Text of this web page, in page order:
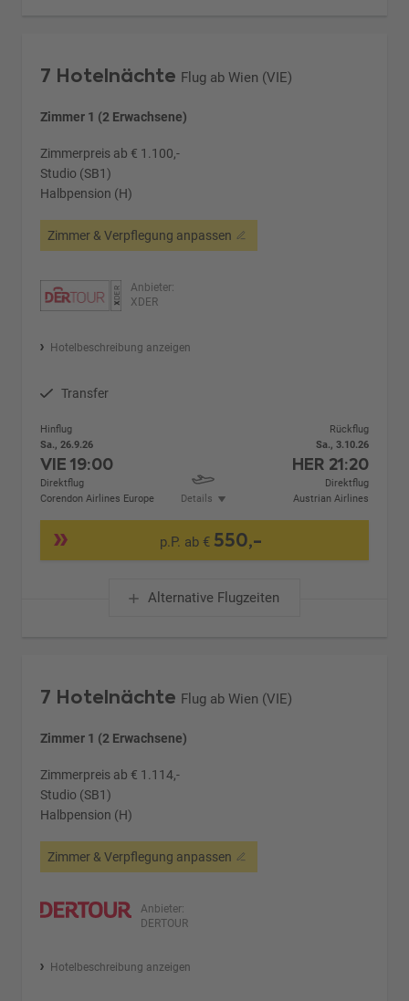
7 Hotelnächte Flug ab Wien (VIE)
Zimmer 1 (2 Erwachsene)
Zimmerpreis ab € 1.100,-
Studio (SB1)
Halbpension (H)
Zimmer & Verpflegung anpassen
Anbieter:
XDER
Hotelbeschreibung anzeigen
Transfer
Hinflug
Sa., 26.9.26
VIE19:00
Direktflug
Corendon Airlines Europe
Details
Rückflug
Sa., 3.10.26
HER 21:20
Direktflug
Austrian Airlines
p.P. ab € 550,-
Alternative Flugzeiten
7 Hotelnächte Flug ab Wien (VIE)
Zimmer 1 (2 Erwachsene)
Zimmerpreis ab € 1.114,-
Studio (SB1)
Halbpension (H)
Zimmer & Verpflegung anpassen
Anbieter:
DERTOUR
Hotelbeschreibung anzeigen